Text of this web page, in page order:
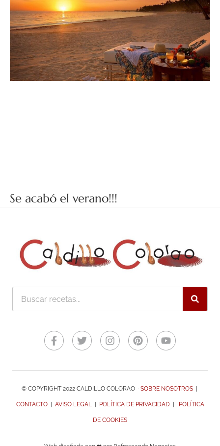
Se acabó el verano!!!
Buscar
f
© COPYRIGHT 2022 CALDILLO COLORAO · SOBRE NOSOTROS|
CONTACTO| AVISO LEGAL| POLÍTICA DE PRIVACIDAD POLÍTICA
DE COOKIES